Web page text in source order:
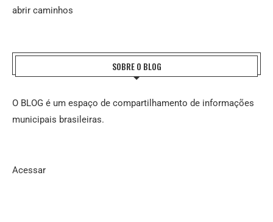
abrir caminhos
SOBRE O BLOG
O BLOG é um espaço de compartilhamento de informações
municipais brasileiras.
Acessar